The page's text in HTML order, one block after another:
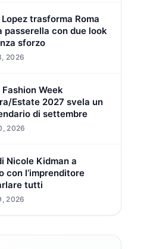
trasforma Roma
passerella con due look
sforzo
2026
Fashion Week
Estate 2027 svela un
di settembre
2026
Nicole Kidman a
con l’imprenditore
tutti
2026